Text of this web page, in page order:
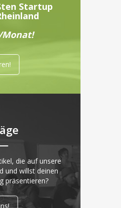
Startup
Monat!
die auf unsere
und willst deinen
präsentieren?